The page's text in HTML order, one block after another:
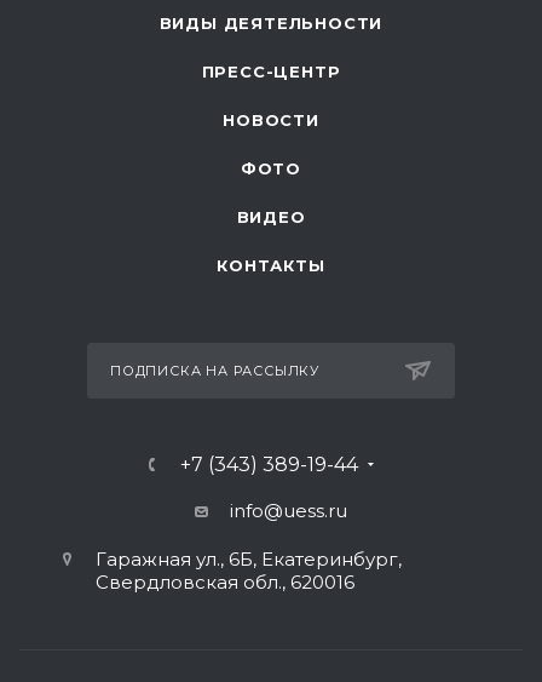
ВИДЫ ДЕЯТЕЛЬНОСТИ
ПРЕСС-ЦЕНТР
НОВОСТИ
ФОТО
ВИДЕО
КОНТАКТЫ
ПОДПИСКА НА РАССЫЛКУ
+7 (343) 389-19-44
info@uess.ru
Гаражная ул., 6Б, Екатеринбург,
Свердловская обл., 620016